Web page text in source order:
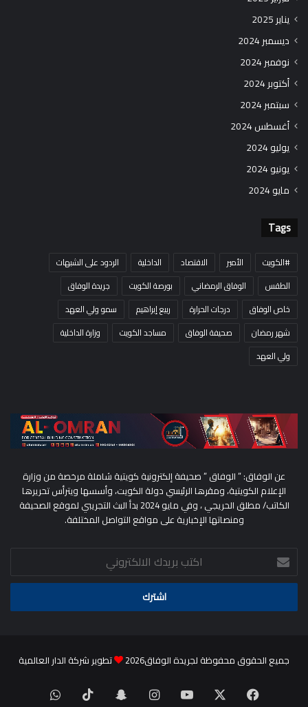
يناير 2025
ديسمبر 2024
نوفمبر 2024
أكتوبر 2024
سبتمبر 2024
أغسطس 2024
يوليو 2024
يونيو 2024
مايو 2024
Tags
#الكويت الأمير الاقتصاد الداخلية
الردود على الشبهات
الطقس
الوفاق الرمضاني بورصة الكويت
جريدة الوفاق
خاص الوفاق
درجات الحرارة ربيع إبراهيم
سمو ولي العهد
شهر رمضان
صحيفة الوفاق مساجد الكويت
وزارة الداخلية
ولي العهد
عن الوفاق: ” الوفاق ” صحيفة إلكترونية كويتية شاملة مرخصة من وزارة
الإعلام الكويتية، ومقرها الرئيسي دولة الكويت، وأسسها ويترأس تحريرها
الكاتب/ مطلق الحريجي ، وفي مايو 2024 بدأ البث التجريبي لموقع الصحيفة
ومنصاتها الإخبارية على مواقع التواصل المختلفة.
اكتب
بريدك
الالكتروني
جميع الحقوق محفوظة لجريدة الوفاق2026 تطوير شركة الدار العالمية
فيسبوك ‫YouTube انستقرام سناب ‫TikTok